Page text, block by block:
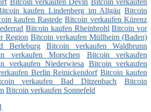
Bitcoin verkaufen Devin Bitcoin verkaufen
kaufen Lindenberg im Allgäu Bitcoin
kaufen Rastede Bitcoin verkaufen Kürenz
Bitcoin kaufen Rheinbrohl Bitcoin vor
Region Bitcoin verkaufen Müllheim (Baden)
Berleburg
Bitcoin verkaufen Waldbrunn
verkaufen Morschen
Bitcoin verkaufen
verkaufen Niederwiesa
Bitcoin verkaufen
Berlin Reinickendorf Bitcoin kaufen
verkaufen Bad Ditzenbach
Bitcoin
Bitcoin verkaufen Sonnefeld